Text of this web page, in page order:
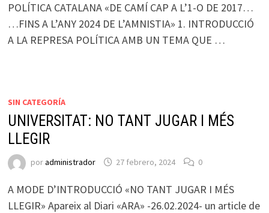
POLÍTICA CATALANA «DE CAMÍ CAP A L’1-O DE 2017…
…FINS A L’ANY 2024 DE L’AMNISTIA» 1. INTRODUCCIÓ
A LA REPRESA POLÍTICA AMB UN TEMA QUE …
SIN CATEGORÍA
UNIVERSITAT: NO TANT JUGAR I MÉS
LLEGIR
poradministrador 27 febrero, 2024 0
A MODE D’INTRODUCCIÓ «NO TANT JUGAR I MÉS
LLEGIR» Apareix al Diari «ARA» -26.02.2024- un article de